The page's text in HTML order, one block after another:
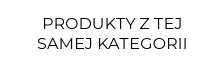
PRODUKTY Z TEJ
SAMEJ KATEGORII